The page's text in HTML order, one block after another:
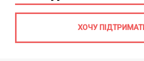
ХОЧУ